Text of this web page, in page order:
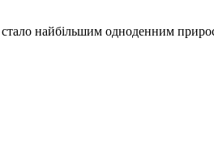
найбільшим одноденним